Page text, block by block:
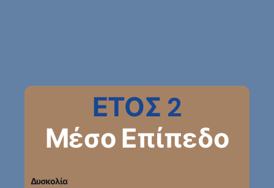
ΕΤΟΣ 2
Μέσο Επίπεδο
Δυσκολία